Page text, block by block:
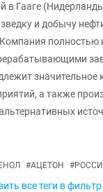
в Гааге
и добычу
полностью
значительное
а также
#АЦЕТОН #
все теги в фильтр